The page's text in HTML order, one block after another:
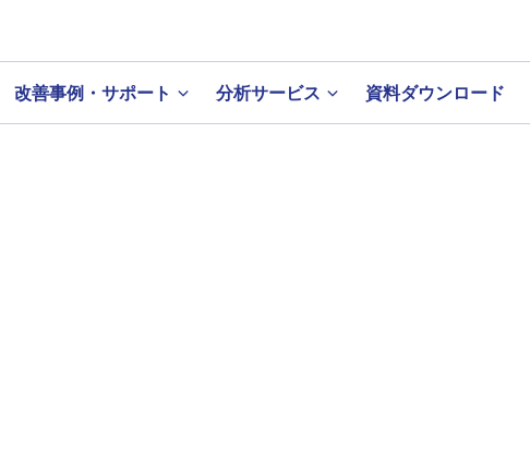
改善事例・サポート 分析サービス 資料ダウンロード